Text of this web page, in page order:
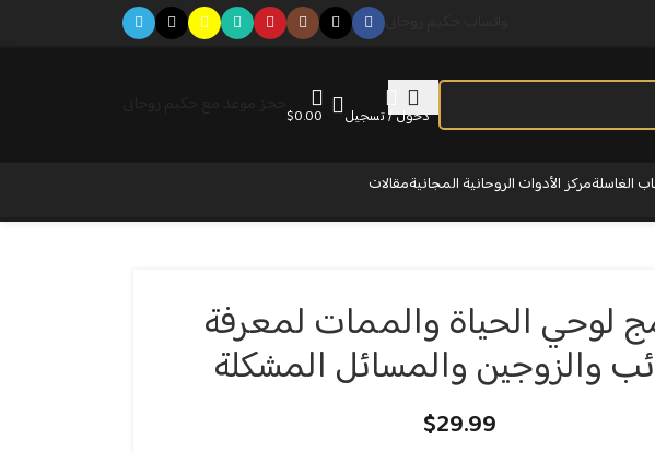
دخول / تسجيل $0.00 حجز موعد مع حكيم روحانى
الغاسلةمركز الأدوات الروحانية المجانيةمقالات
لوحي الحياة والممات لمعرفة
والزوجين والمسائل المشكلة
$29.99